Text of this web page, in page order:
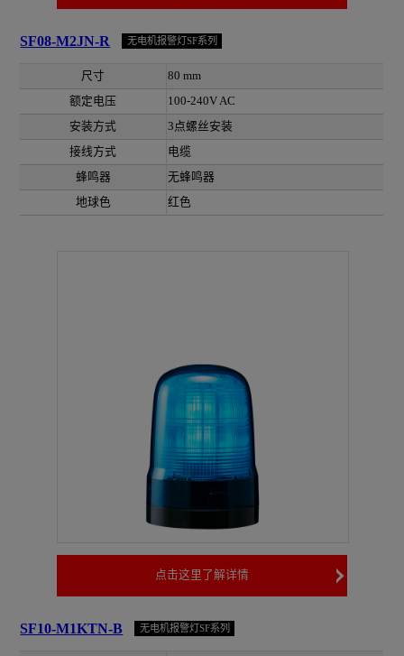
SF08-M2JN-R 无电机报警灯SF系列
尺寸
80 mm
额定电压
100-240V AC
安装方式
3点螺丝安装
接线方式
电缆
蜂鸣器
无蜂鸣器
地球色
红色
点击这里了解详情
SF10-M1KTN-B 无电机报警灯SF系列